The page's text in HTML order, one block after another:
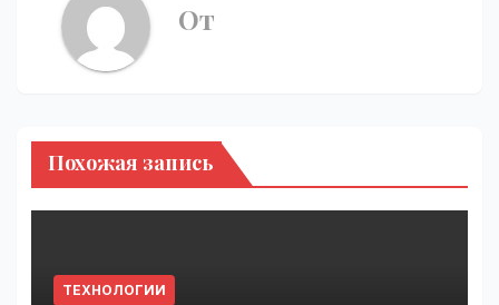
От
Похожая запись
ТЕХНОЛОГИИ